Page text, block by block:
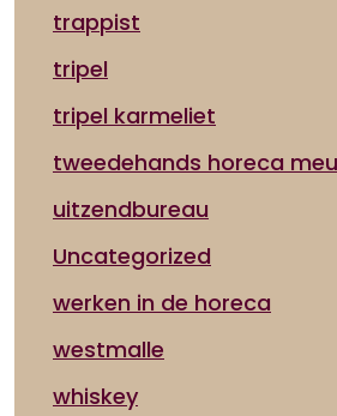
trappist
tripel
tripel karmeliet
tweedehands horeca
uitzendbureau
Uncategorized
werken in de horeca
westmalle
whiskey